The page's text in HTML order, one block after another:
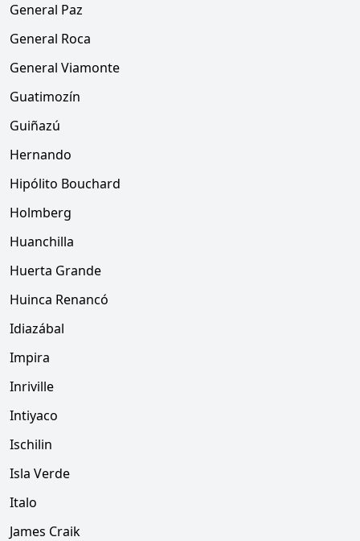
General Paz
General Roca
General Viamonte
Guatimozín
Guiñazú
Hernando
Hipólito Bouchard
Holmberg
Huanchilla
Huerta Grande
Huinca Renancó
Idiazábal
Impira
Inriville
Intiyaco
Ischilin
Isla Verde
Italo
James Craik